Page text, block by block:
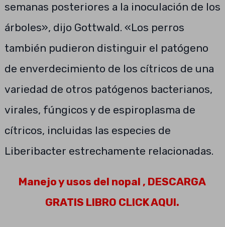
semanas posteriores a la inoculación de los
árboles», dijo Gottwald. «Los perros
también pudieron distinguir el patógeno
de enverdecimiento de los cítricos de una
variedad de otros patógenos bacterianos,
virales, fúngicos y de espiroplasma de
cítricos, incluidas las especies de
Liberibacter estrechamente relacionadas.
Manejo y usos del nopal , DESCARGA
GRATIS LIBRO CLICK AQUI.